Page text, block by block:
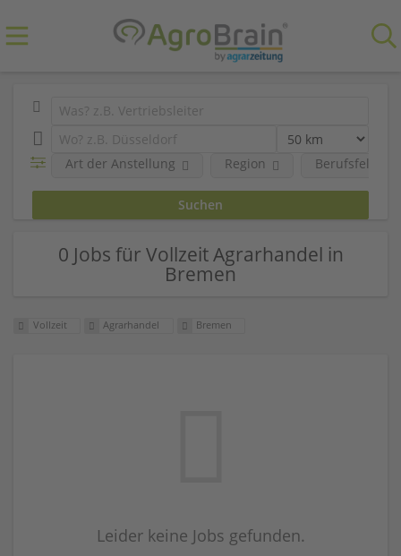
Art der Anstellung Region Berufsfeld
0 Jobs für Vollzeit Agrarhandel in
Bremen
Vollzeit Agrarhandel Bremen
Leider keine Jobs gefunden.